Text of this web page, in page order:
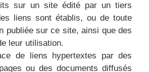
sur un site édité par un tiers
liens sont établis, ou de toute
publiée sur ce site, ainsi que des
leur utilisation.
de liens hypertextes par des
ou des documents diffusés